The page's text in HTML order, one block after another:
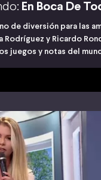
En Boca De
de diversión para las
Rodríguez y Ricardo
juegos y notas del